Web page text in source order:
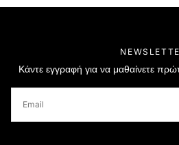
Κάντε εγγραφή για να μαθαίνετε